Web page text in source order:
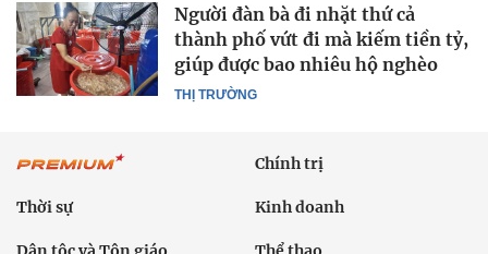
THỊ TRƯỜNG
Người đàn bà đi nhặt thứ cả
thành phố vứt đi mà kiếm tiền tỷ,
giúp được bao nhiêu hộ nghèo
Chính trị
Thời sự Kinh doanh